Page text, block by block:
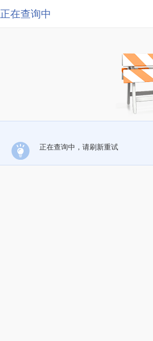
正在查询中
正在查询中，请刷新重试